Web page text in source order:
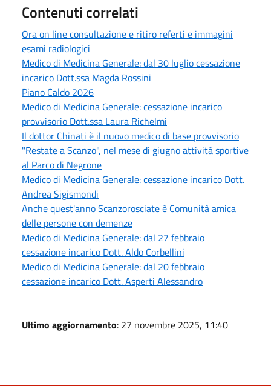
Contenuti correlati
Ora on line consultazione e ritiro referti e immagini
esami radiologici
Medico di Medicina Generale: dal 30 luglio cessazione
incarico Dott.ssa Magda Rossini
Piano Caldo 2026
Medico di Medicina Generale: cessazione incarico
provvisorio Dott.ssa Laura Richelmi
Il dottor Chinati è il nuovo medico di base provvisorio
"Restate a Scanzo", nel mese di giugno attività sportive
al Parco di Negrone
Medico di Medicina Generale: cessazione incarico Dott.
Andrea Sigismondi
Anche quest'anno Scanzorosciate è Comunità amica
delle persone con demenze
Medico di Medicina Generale: dal 27 febbraio
cessazione incarico Dott. Aldo Corbellini
Medico di Medicina Generale: dal 20 febbraio
cessazione incarico Dott. Asperti Alessandro
Ultimo aggiornamento: 27 novembre 2025, 11:40